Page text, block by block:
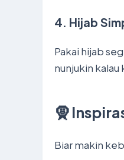
4. Hijab
Pakai hijab
nunjukin kalau
🧕
Biar makin